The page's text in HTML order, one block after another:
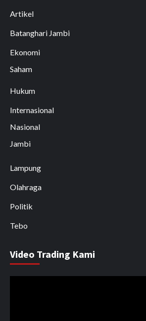
Artikel
Batanghari Jambi
Ekonomi
Saham
Hukum
Internasional
Nasional
Jambi
Lampung
Olahraga
Politik
Tebo
Video Trading Kami